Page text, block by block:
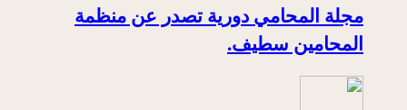
مجلة المحامي دورية تصدر عن منظمة
المحامين سطيف.